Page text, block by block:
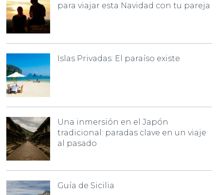
para viajar esta Navidad con tu pareja
Islas Privadas: El paraíso existe
Una inmersión en el Japón
tradicional: paradas clave en un viaje
al pasado
Guía de Sicilia